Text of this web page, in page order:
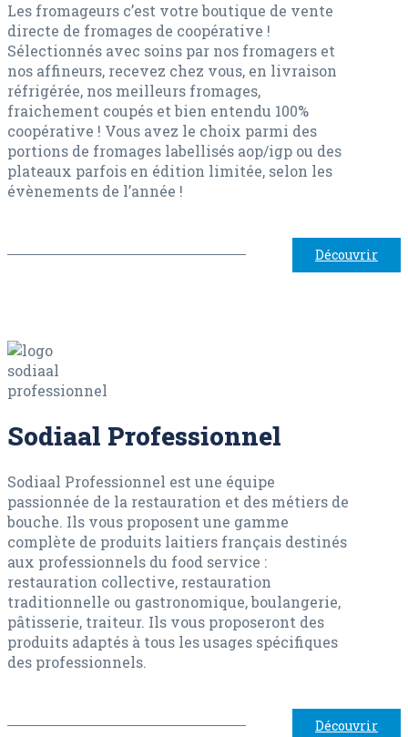
Les fromageurs c’est votre boutique de vente
directe de fromages de coopérative !
Sélectionnés avec soins par nos fromagers et
nos affineurs, recevez chez vous, en livraison
réfrigérée, nos meilleurs fromages,
fraichement coupés et bien entendu 100%
coopérative ! Vous avez le choix parmi des
portions de fromages labellisés aop/igp ou des
plateaux parfois en édition limitée, selon les
évènements de l’année !
Découvrir
Sodiaal Professionnel
Sodiaal Professionnel est une équipe
passionnée de la restauration et des métiers de
bouche. Ils vous proposent une gamme
complète de produits laitiers français destinés
aux professionnels du food service :
restauration collective, restauration
traditionnelle ou gastronomique, boulangerie,
pâtisserie, traiteur. Ils vous proposeront des
produits adaptés à tous les usages spécifiques
des professionnels.
Découvrir